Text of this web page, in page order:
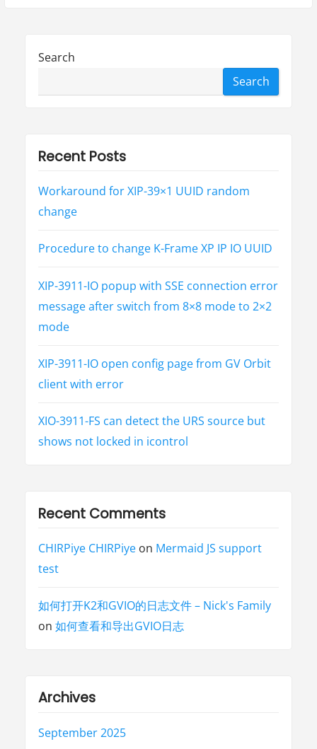
下
置
差
的
统
”
Search
Search
Recent Posts
Workaround for XIP-39×1 UUID random
change
Procedure to change K-Frame XP IP IO UUID
XIP-3911-IO popup with SSE connection error
message after switch from 8×8 mode to 2×2
mode
XIP-3911-IO open config page from GV Orbit
client with error
XIO-3911-FS can detect the URS source but
shows not locked in icontrol
Recent Comments
CHIRPiye CHIRPiyeon Mermaid JS support
test
如何打开K2和GVIO的日志文件 – Nick's Family
on 如何查看和导出GVIO日志
Archives
September 2025